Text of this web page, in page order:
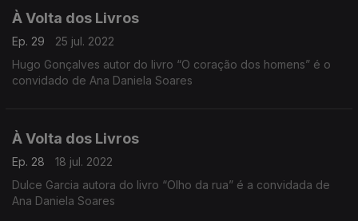
À Volta dos Livros
Ep. 29
25 jul. 2022
Hugo Gonçalves autor do livro “O coração dos homens” é o
convidado de Ana Daniela Soares
À Volta dos Livros
Ep. 28
18 jul. 2022
Dulce Garcia autora do livro “Olho da rua” é a convidada de
Ana Daniela Soares